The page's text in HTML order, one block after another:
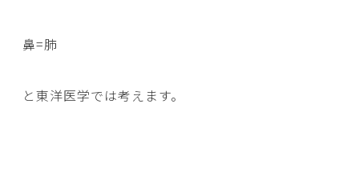
鼻=肺
と東洋医学では考えます。